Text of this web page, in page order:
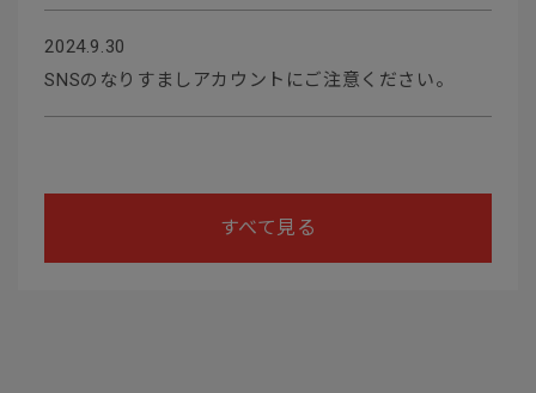
2024.9.30
SNSのなりすましアカウントにご注意ください。
すべて見る